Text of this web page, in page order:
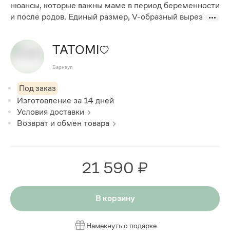
нюансы, которые важны маме в период беременности
и после родов. Единый размер, V-образный вырез
TATOMI
Барнаул
Под заказ
Изготовление за 14 дней
Условия доставки
Возврат и обмен товара
21 590 ₽
В корзину
Намекнуть о подарке